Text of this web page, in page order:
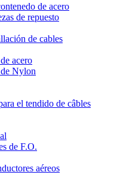
de acero
de repuesto
de cables
acero
de Nylon
el tendido de câbles
de F.O.
aéreos